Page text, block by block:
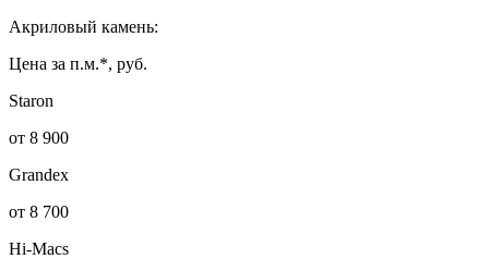
Акриловый камень:
Цена за п.м.*, руб.
Staron
от 8 900
Grandex
от 8 700
Hi-Macs